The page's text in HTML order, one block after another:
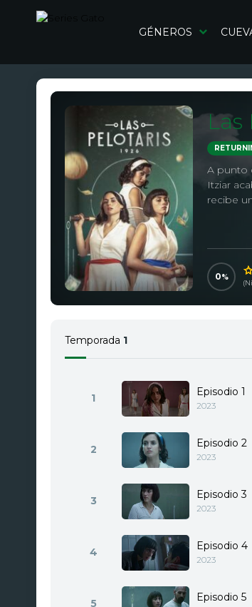
GÉNEROS
Las
A punto
Itziar
recibe
0
Temporada 1
1 Episodio 1
2023
2 Episodio 2
2023
3 Episodio 3
2023
4 Episodio 4
2023
5 Episodio 5